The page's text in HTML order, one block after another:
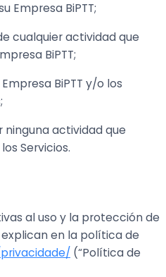
Empresa BiPTT;
cualquier actividad que
BiPTT;
BiPTT y/o los
ninguna actividad que
Servicios.
al uso y la protección de
en la política de
(“Política de